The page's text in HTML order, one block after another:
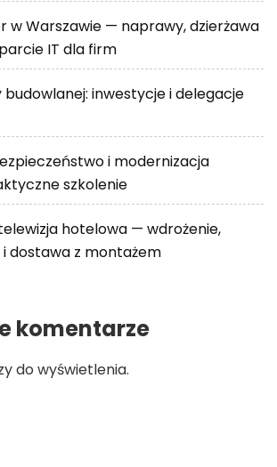
w Warszawie — naprawy, dzierżawa
IT dla firm
budowlanej: inwestycje i delegacje
i modernizacja
szkolenie
hotelowa — wdrożenie,
dostawa z montażem
komentarze
do wyświetlenia.